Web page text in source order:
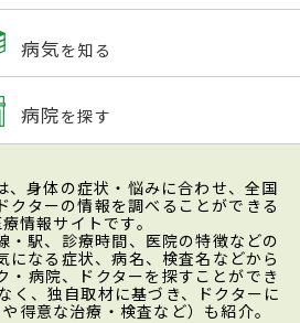
病気を知る
病院を探す
、身体の症状・悩みに合わせ、全国
クターの情報を調べることができる
情報サイトです。
・駅、診療時間、医院の特徴などの
になる症状、病名、検査名などから
・病院、ドクターを探すことができ
く、独自取材に基づき、ドクターに
得意な治療・検査など）も紹介。